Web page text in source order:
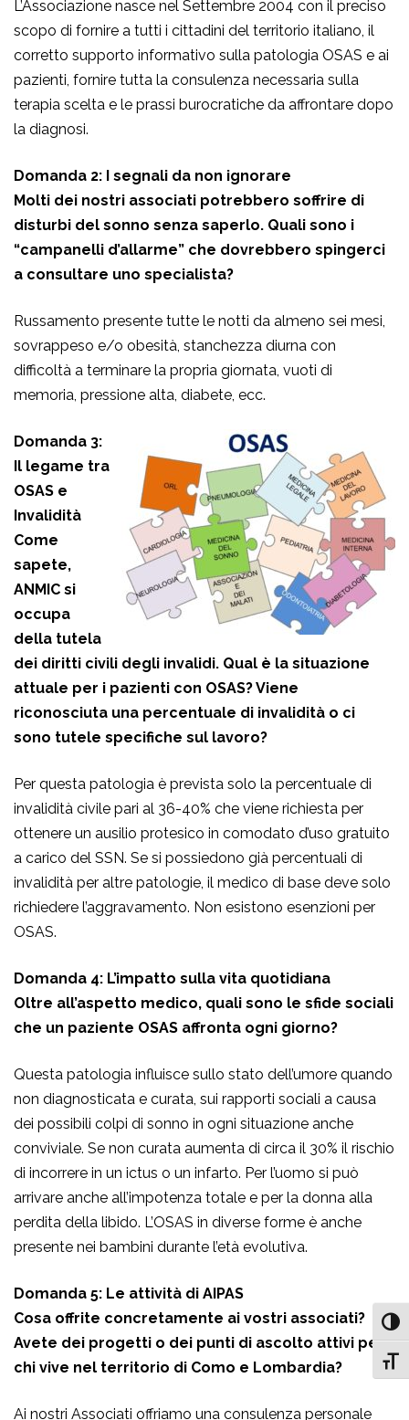
L’Associazione nasce nel Settembre 2004 con il preciso
scopo di fornire a tutti i cittadini del territorio italiano, il
corretto supporto informativo sulla patologia OSAS e ai
pazienti, fornire tutta la consulenza necessaria sulla
terapia scelta e le prassi burocratiche da affrontare dopo
la diagnosi.
Domanda 2: I segnali da non ignorare
Molti dei nostri associati potrebbero soffrire di
disturbi del sonno senza saperlo. Quali sono i
“campanelli d’allarme” che dovrebbero spingerci
a consultare uno specialista?
Russamento presente tutte le notti da almeno sei mesi,
sovrappeso e/o obesità, stanchezza diurna con
difficoltà a terminare la propria giornata, vuoti di
memoria, pressione alta, diabete, ecc.
Domanda 3:
Il legame tra
OSAS e
Invalidità
Come
sapete,
ANMIC si
occupa
della tutela
dei diritti civili degli invalidi. Qual è la situazione
attuale per i pazienti con OSAS? Viene
riconosciuta una percentuale di invalidità o ci
sono tutele specifiche sul lavoro?
Per questa patologia è prevista solo la percentuale di
invalidità civile pari al 36-40% che viene richiesta per
ottenere un ausilio protesico in comodato d’uso gratuito
a carico del SSN. Se si possiedono già percentuali di
invalidità per altre patologie, il medico di base deve solo
richiedere l’aggravamento. Non esistono esenzioni per
OSAS.
Domanda 4: L’impatto sulla vita quotidiana
Oltre all’aspetto medico, quali sono le sfide sociali
che un paziente OSAS affronta ogni giorno?
Questa patologia influisce sullo stato dell’umore quando
non diagnosticata e curata, sui rapporti sociali a causa
dei possibili colpi di sonno in ogni situazione anche
conviviale. Se non curata aumenta di circa il 30% il rischio
di incorrere in un ictus o un infarto. Per l’uomo si può
arrivare anche all’impotenza totale e per la donna alla
perdita della libido. L’OSAS in diverse forme è anche
presente nei bambini durante l’età evolutiva.
Domanda 5: Le attività di AIPAS
Cosa offrite concretamente ai vostri associati?
Avete dei progetti o dei punti di ascolto attivi per
chi vive nel territorio di Como e Lombardia?
Ai nostri Associati offriamo una consulenza personale